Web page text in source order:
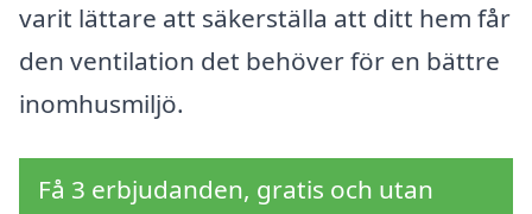
varit lättare att säkerställa att ditt hem får
den ventilation det behöver för en bättre
inomhusmiljö.
Få 3 erbjudanden, gratis och utan